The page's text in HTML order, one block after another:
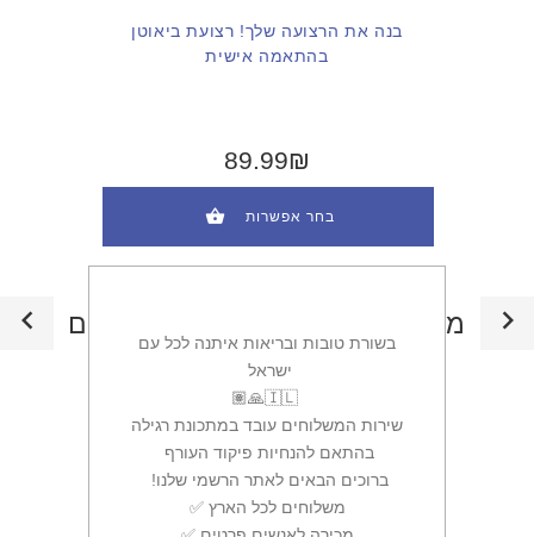
בנה את הרצועה שלך! רצועת ביאוטן
בהתאמה אישית
89.99₪
בחר אפשרות
מוצרים חדשים - רצועות לכלבים
בשורת טובות ובריאות איתנה לכל עם
ישראל ‏
שירות המשלוחים עובד במתכונת רגילה
בהתאם להנחיות פיקוד העורף ‏
ברוכים הבאים לאתר הרשמי שלנו! ‏
✅משלוחים לכל הארץ ‏